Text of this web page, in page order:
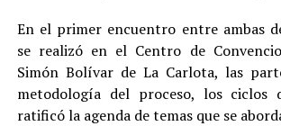
En el primer encuentro entre ambas
se realizó en el Centro de
Simón Bolívar de La Carlota, las
metodología del proceso, los ciclos
ratificó la agenda de temas que se